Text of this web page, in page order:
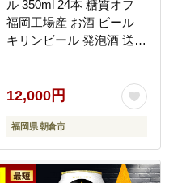
ル 350ml 24本 糖質オフ
福岡工場産 お酒 ビール
キリンビール 発泡酒 送料
12,000円
福岡県 朝倉市